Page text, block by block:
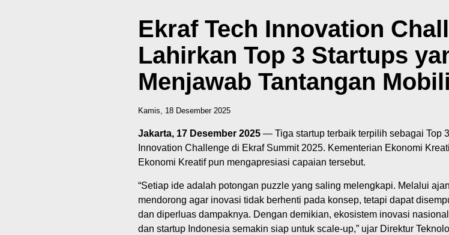
Ekraf Tech Innovation
Lahirkan Top 3 Startups
Menjawab Tantangan
Kamis, 18 Desember 2025
Jakarta, 17 Desember 2025— Tiga startup terbaik terpilih sebagai Top
Innovation Challenge di Ekraf Summit 2025. Kementerian Ekonomi
Ekonomi Kreatif pun mengapresiasi capaian tersebut.
“Setiap ide adalah potongan puzzle yang saling melengkapi. Melalui
mendorong agar inovasi tidak berhenti pada konsep, tetapi dapat
dan diperluas dampaknya. Dengan demikian, ekosistem inovasi
dan startup Indonesia semakin siap untuk scale-up,” ujar Direktur